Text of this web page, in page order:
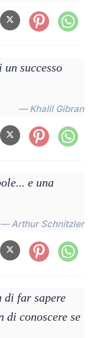
successo
— Khalil Gibran
e una
— Arthur Schnitzler
di far sapere
di conoscere se